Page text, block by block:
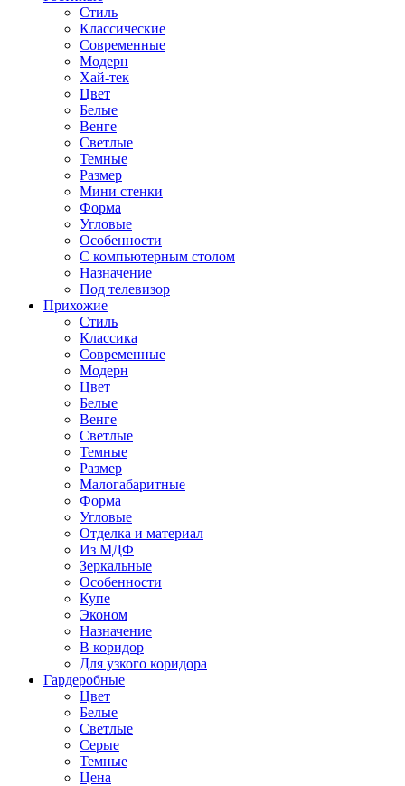
Стиль
Классические
Современные
Модерн
Хай-тек
Цвет
Белые
Венге
Светлые
Темные
Размер
Мини стенки
Форма
Угловые
Особенности
С компьютерным столом
Назначение
Под телевизор
Прихожие
Стиль
Классика
Современные
Модерн
Цвет
Белые
Венге
Светлые
Темные
Размер
Малогабаритные
Форма
Угловые
Отделка и материал
Из МДФ
Зеркальные
Особенности
Купе
Эконом
Назначение
В коридор
Для узкого коридора
Гардеробные
Цвет
Белые
Светлые
Серые
Темные
Цена